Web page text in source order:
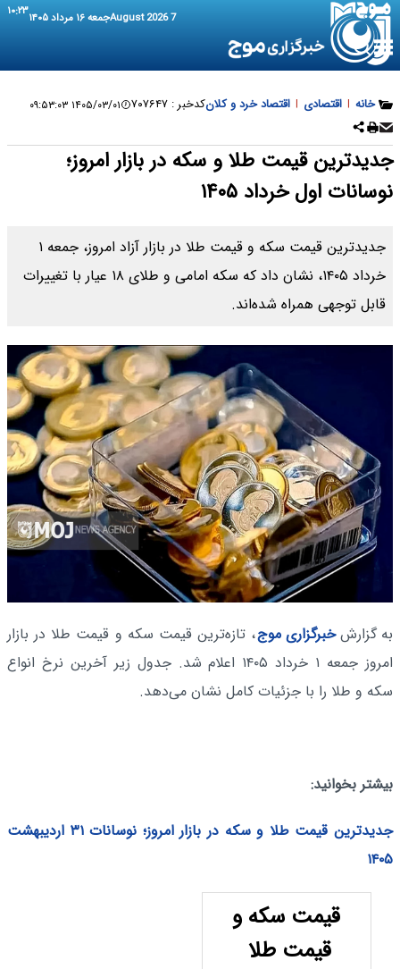
7 August 2026 جمعه ۱۶ مرداد ۱۴۰۵ ۱۰:۲۳
خانه | اقتصادی | اقتصاد خرد و کلانکدخبر : ۷۰۷۶۴۷ ۱۴۰۵/۰۳/۰۱ ۰۹:۵۳:۰۳
جدیدترین قیمت طلا و سکه در بازار امروز؛
نوسانات اول خرداد ۱۴۰۵
جدیدترین قیمت سکه و قیمت طلا در بازار آزاد امروز، جمعه ۱
خرداد ۱۴۰۵، نشان داد که سکه امامی و طلای ۱۸ عیار با تغییرات
قابل توجهی همراه شده‌اند.
به گزارشخبرگزاری موج، تازه‌ترین قیمت سکه و قیمت طلا در بازار
امروز جمعه ۱ خرداد ۱۴۰۵ اعلام شد. جدول زیر آخرین نرخ انواع
سکه و طلا را با جزئیات کامل نشان می‌دهد.
بیشتر بخوانید:
جدیدترین قیمت طلا و سکه در بازار امروز؛ نوسانات ۳۱ اردیبهشت
۱۴۰۵
قیمت سکه و
قیمت طلا